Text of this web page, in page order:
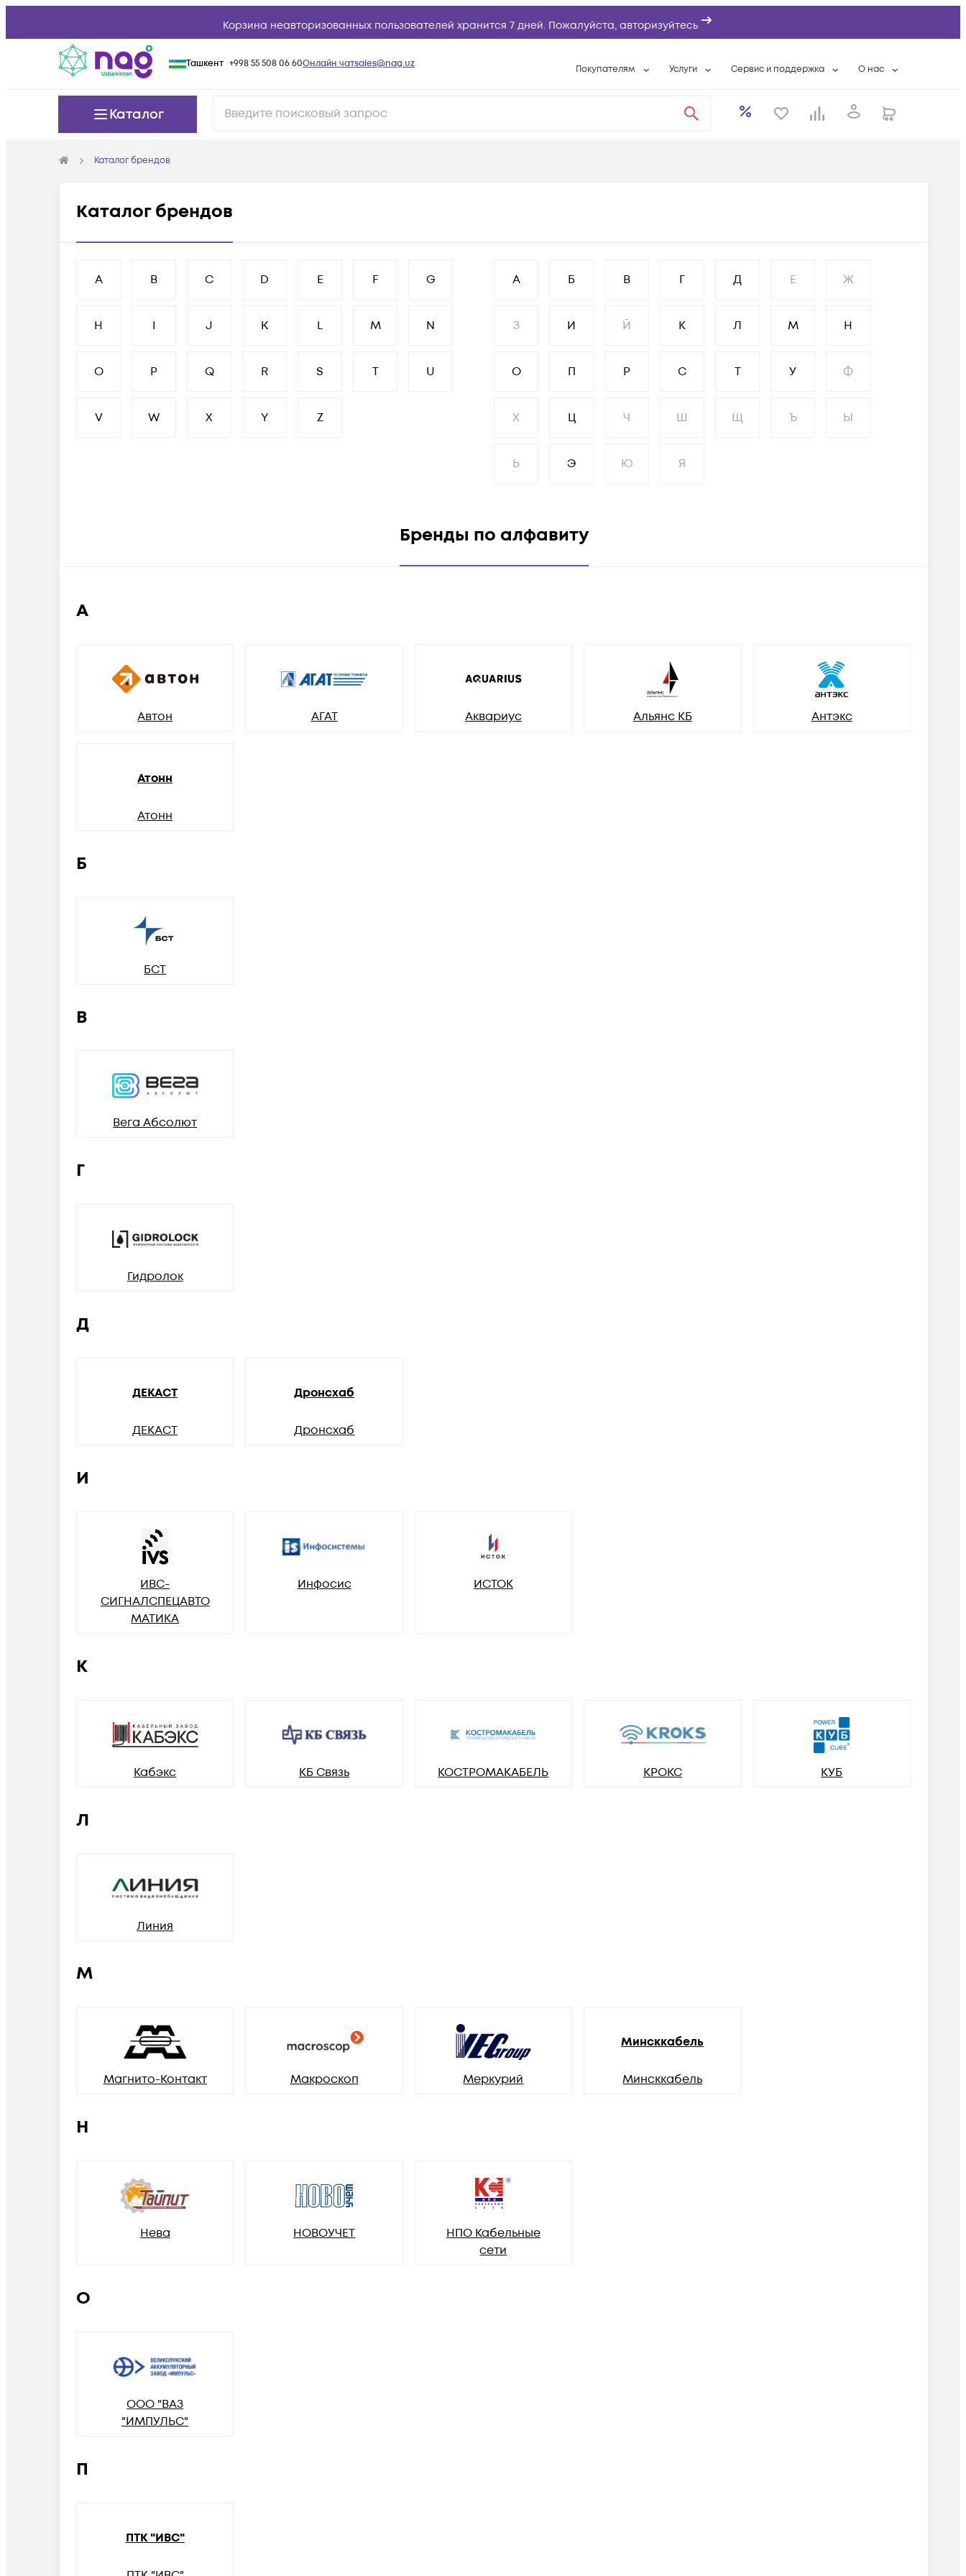
Корзина неавторизованных пользователей хранится 7 дней. Пожалуйста, авторизуйтесь
Ташкент +998 55 508 06 60Онлайн чатsales@nag.uz Покупателям Услуги
Расширенная гарантия
Сервис и поддержка
Разовые выездные работы
О нас
Контактная
Каталог
Каталог брендов
Каталог брендов
A B C D E F G
H I J K L M N
O P Q R S T U
V W X Y Z
А Б В Г Д Е Ж
З И Й К Л М Н
О П Р С Т У Ф
Х Ц Ч Ш Щ Ъ Ы
Ь Э Ю Я
Бренды по алфавиту
А
Автон АГАТ Аквариус Альянс КБ Антэкс
Атонн
Атонн
Б
БСТ
В
Вега Абсолют
Г
Гидролок
Д
ДЕКАСТ
ДЕКАСТ
Дронсхаб
Дронсхаб
И
ИВС-
СИГНАЛСПЕЦАВТО
МАТИКА
Инфосис ИСТОК
К
Кабэкс КБ Связь КОСТРОМАКАБЕЛЬ КРОКС КУБ
Л
Линия
М
Магнито-Контакт Макроскоп Меркурий
Минсккабель
Минсккабель
Н
Нева НОВОУЧЕТ
НПО Кабельные
сети
О
ООО "ВАЗ
"ИМПУЛЬС"
П
ПТК "ИВС"